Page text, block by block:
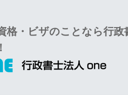
格・ビザのことなら行政